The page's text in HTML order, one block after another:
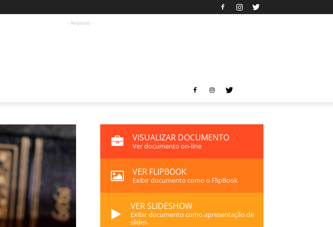
- Anúncio -
VISUALIZAR DOCUMENTO
Ver documento on-line
VER FLIPBOOK
Exibir documento como o FlipBook
VER SLIDESHOW
Exibir documento como apresentação de
slides